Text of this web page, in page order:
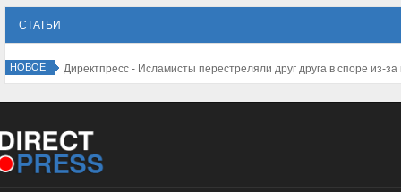
СТАТЬИ
НОВОЕ Директпресс - Исламисты перестреляли друг друга в споре из-за